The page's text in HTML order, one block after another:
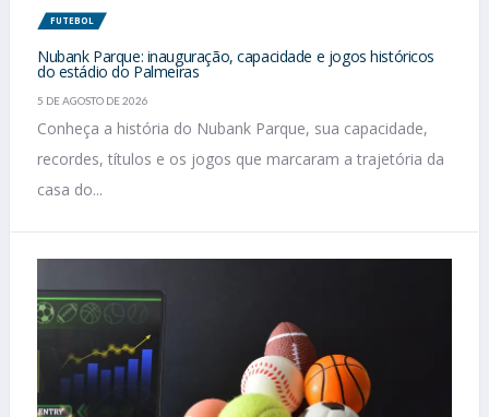
FUTEBOL
Nubank Parque: inauguração, capacidade e jogos históricos
do estádio do Palmeiras
5 DE AGOSTO DE 2026
Conheça a história do Nubank Parque, sua capacidade,
recordes, títulos e os jogos que marcaram a trajetória da
casa do...